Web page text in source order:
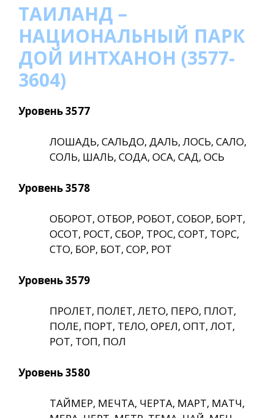
ТАИЛАНД –
НАЦИОНАЛЬНЫЙ ПАРК
ДОЙ ИНТХАНОН (3577-
3604)
Уровень 3577
ЛОШАДЬ, САЛЬДО, ДАЛЬ, ЛОСЬ, САЛО,
СОЛЬ, ШАЛЬ, СОДА, ОСА, САД, ОСЬ
Уровень 3578
ОБОРОТ, ОТБОР, РОБОТ, СОБОР, БОРТ,
ОСОТ, РОСТ, СБОР, ТРОС, СОРТ, ТОРС,
СТО, БОР, БОТ, СОР, РОТ
Уровень 3579
ПРОЛЕТ, ПОЛЕТ, ЛЕТО, ПЕРО, ПЛОТ,
ПОЛЕ, ПОРТ, ТЕЛО, ОРЕЛ, ОПТ, ЛОТ,
РОТ, ТОП, ПОЛ
Уровень 3580
ТАЙМЕР, МЕЧТА, ЧЕРТА, МАРТ, МАТЧ,